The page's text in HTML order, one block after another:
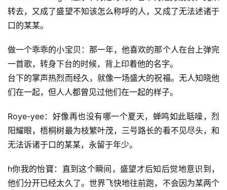
转去，又成了盛望不知该怎么称呼的人，又成了无法述诸于
口的某某。
做一个乖乖的小宝贝：那一年，他喜欢的那个人在台上弹完
一首歌，转身下台的时候，背上印着他的名字。
台下的掌声热烈而经久，就像一场盛大的祝福。无人知晓他
们在一起，但人人都曾见过他们在一起的样子。
Roye-yee：好像再也没有哪一个夏天，蝉鸣如此聒噪，烈
阳耀眼，梧桐树最为枝繁叶茂，三号路长的看不见尽头，和
无法诉诸于口的某某，永留于年少。
h你我的怡寶：直到这个瞬间，盛望才后知后觉地意识到，
他们分开已经太久了。世界飞快地往前跑，不会因为某两个